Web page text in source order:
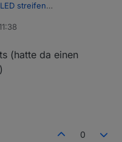
streifen
wenn Du im
das? Die Funktion ist doch
(hatte da einen
0